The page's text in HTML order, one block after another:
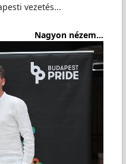
vezetés...
Nagyon nézem...